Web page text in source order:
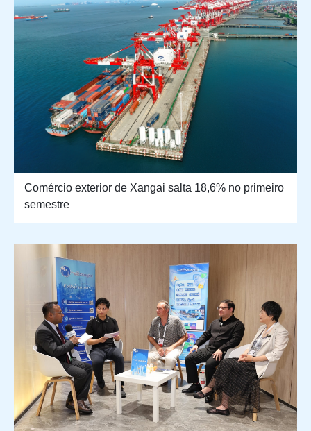
Comércio exterior de Xangai salta 18,6% no primeiro
semestre